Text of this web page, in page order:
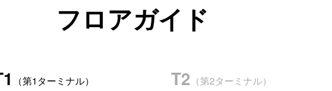
フロアガイド
（第1ターミナル） T2 （第2ターミナル）